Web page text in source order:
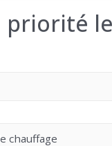
priorité
chauffage